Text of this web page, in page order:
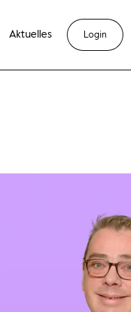
Aktuelles Login